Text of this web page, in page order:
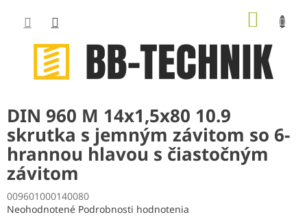
obsah
DIN 960 M 14x1,5x80 10.9
skrutka s jemným závitom so 6-
hrannou hlavou s čiastočným
závitom
009601000140080
Priemerné
Neohodnotené Podrobnosti hodnotenia